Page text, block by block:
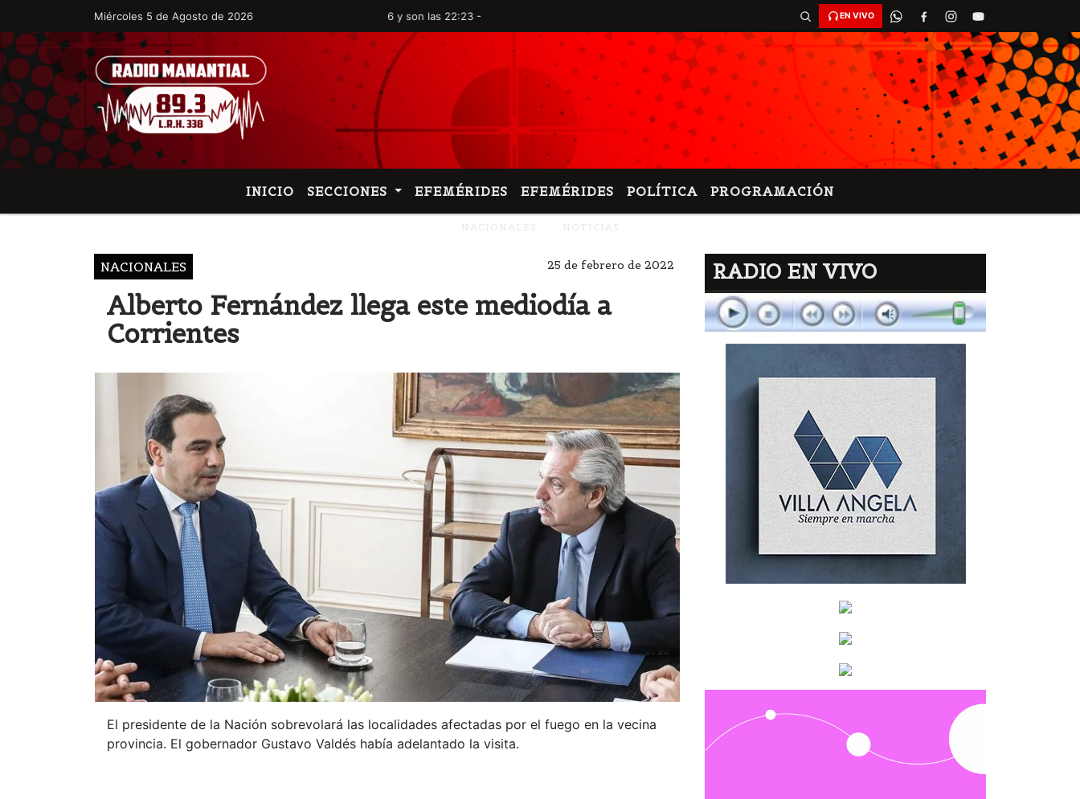
Miércoles 5 de Agosto de 2026
Hoy es Miércoles 5 de Agosto de 2026 y son las 22:23 - EN VIVO
INICIO SECCIONES EFEMÉRIDES EFEMÉRIDES POLÍTICA PROGRAMACIÓN
NACIONALES 25 de febrero de 2022
Alberto Fernández llega este mediodía a
Corrientes
El presidente de la Nación sobrevolará las localidades afectadas por el fuego en la vecina
provincia. El gobernador Gustavo Valdés había adelantado la visita.
RADIO EN VIVO